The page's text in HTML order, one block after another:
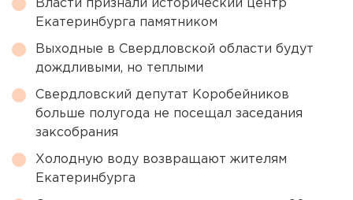
Власти признали исторический центр
Екатеринбурга памятником
Выходные в Свердловской области будут
дождливыми, но теплыми
Свердловский депутат Коробейников
больше полугода не посещал заседания
заксобрания
Холодную воду возвращают жителям
Екатеринбурга